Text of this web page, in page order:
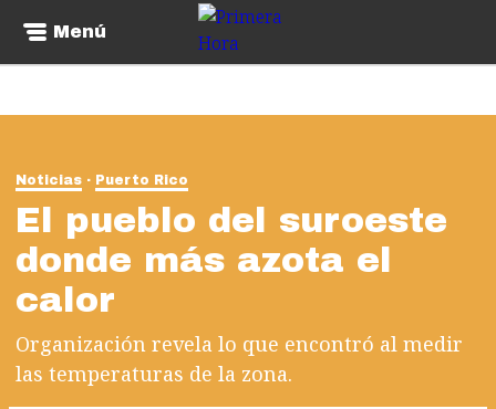
Menú
Noticias Puerto Rico
El pueblo del suroeste
donde más azota el
calor
Organización revela lo que encontró al medir
las temperaturas de la zona.